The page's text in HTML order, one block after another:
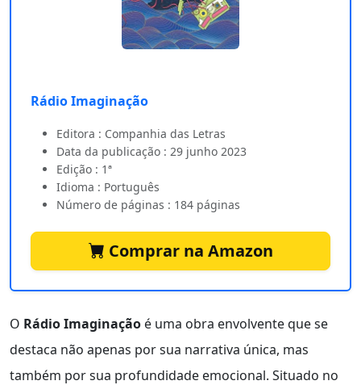
Rádio Imaginação
Editora : Companhia das Letras
Data da publicação : 29 junho 2023
Edição : 1ª
Idioma : Português
Número de páginas : 184 páginas
Comprar na Amazon
O Rádio Imaginação é uma obra envolvente que se
destaca não apenas por sua narrativa única, mas
também por sua profundidade emocional. Situado no